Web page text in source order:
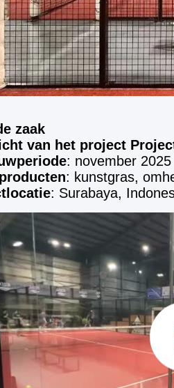
zaak
van het project
: november 2025
: kunstgras,
: Surabaya,